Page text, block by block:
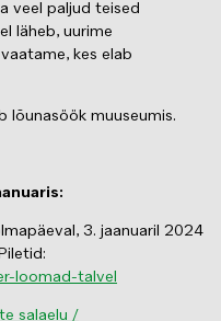
veel paljud teised
läheb, uurime
kes elab
lõunasöök muuseumis.
3. jaanuaril 2024
loomad-talvel
salaelu /